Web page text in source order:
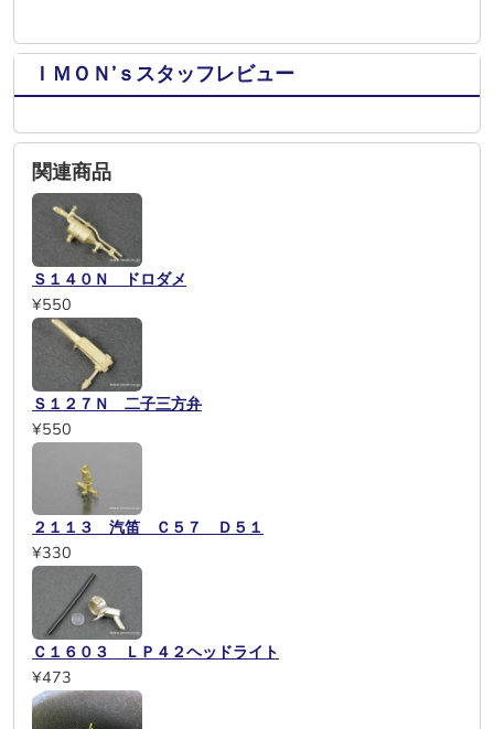
ＩＭＯＮ’ｓスタッフレビュー
関連商品
Ｓ１４０Ｎ ドロダメ
¥550
Ｓ１２７Ｎ 二子三方弁
¥550
２１１３ 汽笛 Ｃ５７ Ｄ５１
¥330
Ｃ１６０３ ＬＰ４２ヘッドライト
¥473